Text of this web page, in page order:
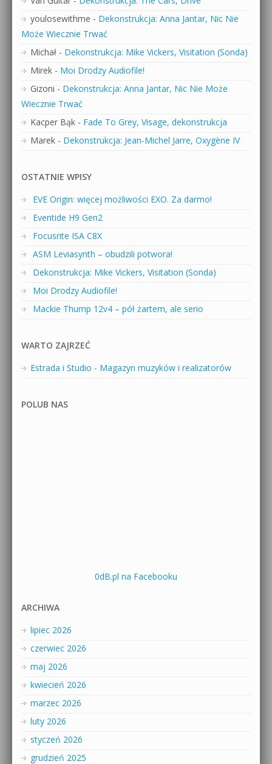
youlosewithme - Dekonstrukcja: Anna Jantar, Nic Nie
Może Wiecznie Trwać
Michał - Dekonstrukcja: Mike Vickers, Visitation (Sonda)
Mirek - Moi Drodzy Audiofile!
Gizoni - Dekonstrukcja: Anna Jantar, Nic Nie Może
Wiecznie Trwać
Kacper Bąk - Fade To Grey, Visage, dekonstrukcja
Marek - Dekonstrukcja: Jean-Michel Jarre, Oxygène IV
OSTATNIE WPISY
EVE Origin: więcej możliwości EXO. Za darmo!
Eventide H9 Gen2
Focusrite ISA C8X
ASM Leviasynth – obudzili potwora!
Dekonstrukcja: Mike Vickers, Visitation (Sonda)
Moi Drodzy Audiofile!
Mackie Thump 12v4 – pół żartem, ale serio
WARTO ZAJRZEĆ
Estrada i Studio - Magazyn muzyków i realizatorów
POLUB NAS
0dB.pl na Facebooku
ARCHIWA
lipiec 2026
czerwiec 2026
maj 2026
kwiecień 2026
marzec 2026
luty 2026
styczeń 2026
grudzień 2025